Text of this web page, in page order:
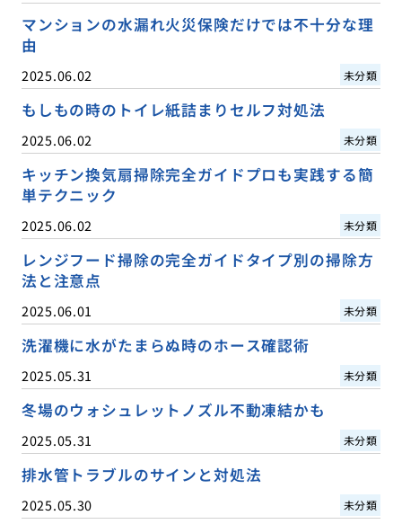
マンションの水漏れ火災保険だけでは不十分な理
由
2025.06.02 未分類
もしもの時のトイレ紙詰まりセルフ対処法
2025.06.02 未分類
キッチン換気扇掃除完全ガイドプロも実践する簡
単テクニック
2025.06.02 未分類
レンジフード掃除の完全ガイドタイプ別の掃除方
法と注意点
2025.06.01 未分類
洗濯機に水がたまらぬ時のホース確認術
2025.05.31 未分類
冬場のウォシュレットノズル不動凍結かも
2025.05.31 未分類
排水管トラブルのサインと対処法
2025.05.30 未分類